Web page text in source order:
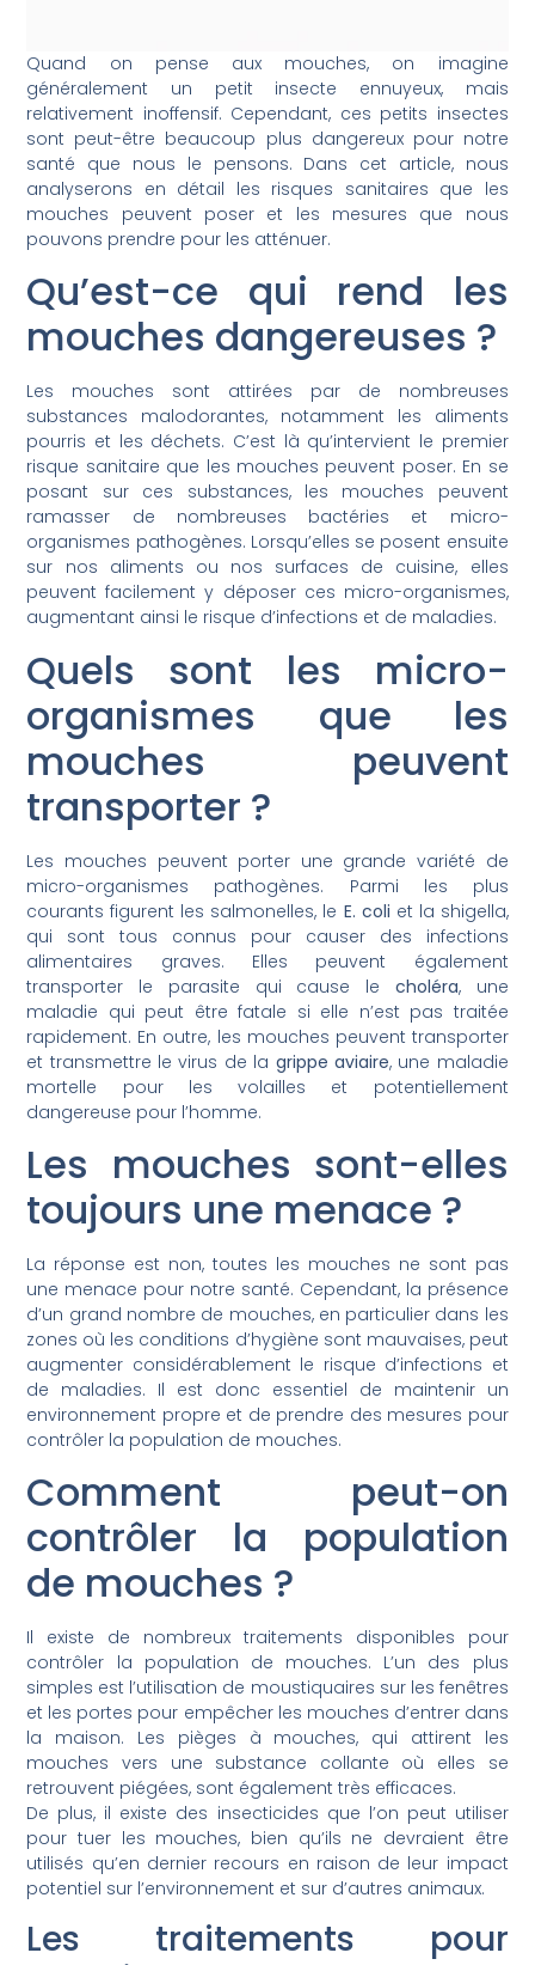
Quand on pense aux mouches, on imagine
généralement un petit insecte ennuyeux, mais
relativement inoffensif. Cependant, ces petits insectes
sont peut-être beaucoup plus dangereux pour notre
santé que nous le pensons. Dans cet article, nous
analyserons en détail les risques sanitaires que les
mouches peuvent poser et les mesures que nous
pouvons prendre pour les atténuer.
Qu’est-ce qui rend les
mouches dangereuses ?
Les mouches sont attirées par de nombreuses
substances malodorantes, notamment les aliments
pourris et les déchets. C’est là qu’intervient le premier
risque sanitaire que les mouches peuvent poser. En se
posant sur ces substances, les mouches peuvent
ramasser de nombreuses bactéries et micro-
organismes pathogènes. Lorsqu’elles se posent ensuite
sur nos aliments ou nos surfaces de cuisine, elles
peuvent facilement y déposer ces micro-organismes,
augmentant ainsi le risque d’infections et de maladies.
Quels sont les micro-
organismes que les
mouches peuvent
transporter ?
Les mouches peuvent porter une grande variété de
micro-organismes pathogènes. Parmi les plus
courants figurent les salmonelles, le E. coli et la shigella,
qui sont tous connus pour causer des infections
alimentaires graves. Elles peuvent également
transporter le parasite qui cause le choléra, une
maladie qui peut être fatale si elle n’est pas traitée
rapidement. En outre, les mouches peuvent transporter
et transmettre le virus de la grippe aviaire, une maladie
mortelle pour les volailles et potentiellement
dangereuse pour l’homme.
Les mouches sont-elles
toujours une menace ?
La réponse est non, toutes les mouches ne sont pas
une menace pour notre santé. Cependant, la présence
d’un grand nombre de mouches, en particulier dans les
zones où les conditions d’hygiène sont mauvaises, peut
augmenter considérablement le risque d’infections et
de maladies. Il est donc essentiel de maintenir un
environnement propre et de prendre des mesures pour
contrôler la population de mouches.
Comment peut-on
contrôler la population
de mouches ?
Il existe de nombreux traitements disponibles pour
contrôler la population de mouches. L’un des plus
simples est l’utilisation de moustiquaires sur les fenêtres
et les portes pour empêcher les mouches d’entrer dans
la maison. Les pièges à mouches, qui attirent les
mouches vers une substance collante où elles se
retrouvent piégées, sont également très efficaces.
De plus, il existe des insecticides que l’on peut utiliser
pour tuer les mouches, bien qu’ils ne devraient être
utilisés qu’en dernier recours en raison de leur impact
potentiel sur l’environnement et sur d’autres animaux.
Les traitements pour